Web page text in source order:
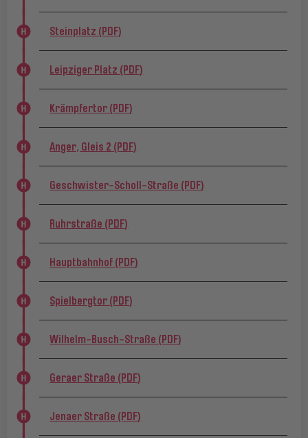
Steinplatz (PDF)
Leipziger Platz (PDF)
Krämpfertor (PDF)
Anger, Gleis 2 (PDF)
Geschwister-Scholl-Straße (PDF)
Ruhrstraße (PDF)
Hauptbahnhof (PDF)
Spielbergtor (PDF)
Wilhelm-Busch-Straße (PDF)
Geraer Straße (PDF)
Jenaer Straße (PDF)